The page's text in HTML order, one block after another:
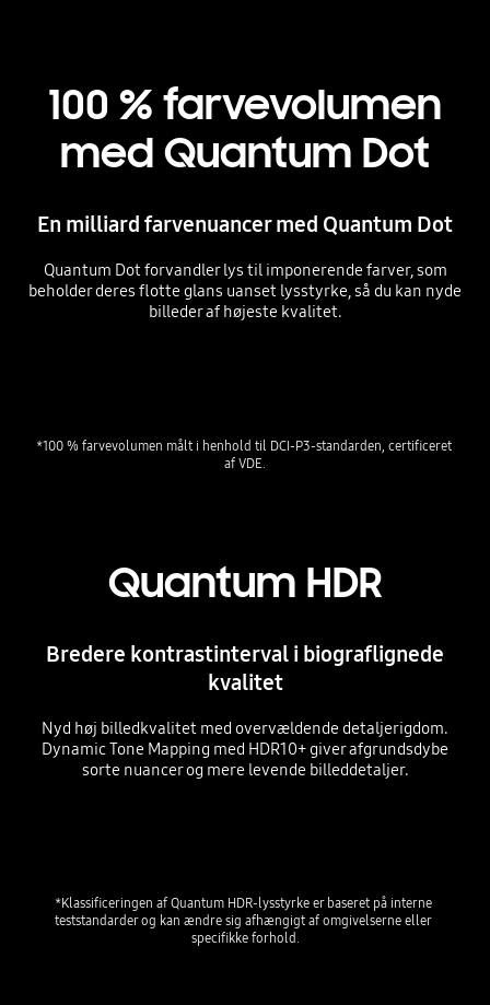
100 % farvevolumen
med Quantum Dot
En milliard farvenuancer med Quantum Dot
Quantum Dot forvandler lys til imponerende farver, som
beholder deres flotte glans uanset lysstyrke, så du kan nyde
billeder af højeste kvalitet.
*100 % farvevolumen målt i henhold til DCI-P3-standarden, certificeret
Quantum HDR
Bredere kontrastinterval i biograflignede
kvalitet
Nyd høj billedkvalitet med overvældende detaljerigdom.
Dynamic Tone Mapping med HDR10+ giver afgrundsdybe
sorte nuancer og mere levende billeddetaljer.
*Klassificeringen af Quantum HDR-lysstyrke er baseret på interne
teststandarder og kan ændre sig afhængigt af omgivelserne eller